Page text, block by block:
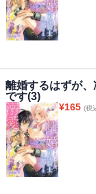
離婚するはずが
です(3)
¥165 (税